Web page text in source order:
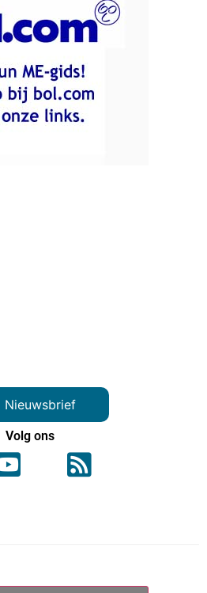
Nieuwsbrief
Volg ons